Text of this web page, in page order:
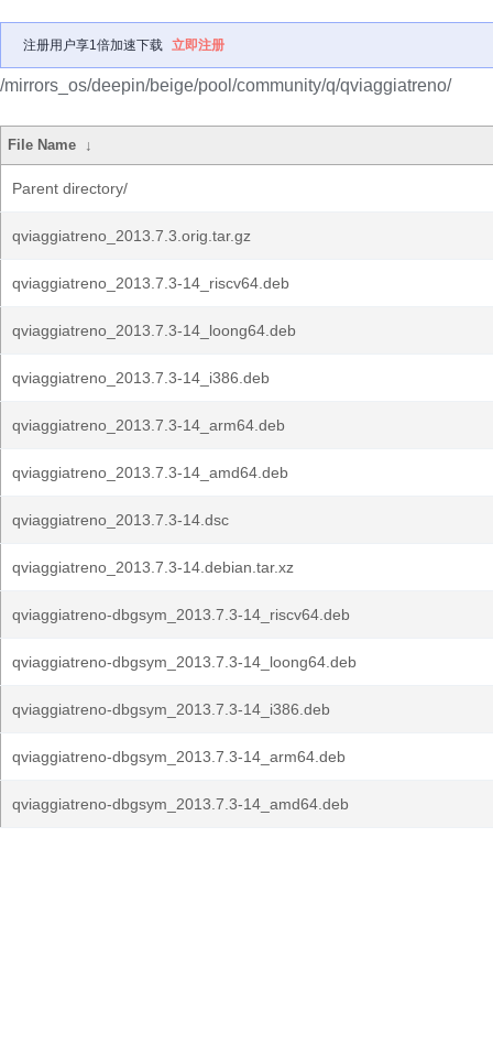
注册用户享1倍加速下载 立即注册
/mirrors_os/deepin/beige/pool/community/q/qviaggiatreno/
File Name ↓
Parent directory/
qviaggiatreno_2013.7.3.orig.tar.gz
qviaggiatreno_2013.7.3-14_riscv64.deb
qviaggiatreno_2013.7.3-14_loong64.deb
qviaggiatreno_2013.7.3-14_i386.deb
qviaggiatreno_2013.7.3-14_arm64.deb
qviaggiatreno_2013.7.3-14_amd64.deb
qviaggiatreno_2013.7.3-14.dsc
qviaggiatreno_2013.7.3-14.debian.tar.xz
qviaggiatreno-dbgsym_2013.7.3-14_riscv64.deb
qviaggiatreno-dbgsym_2013.7.3-14_loong64.deb
qviaggiatreno-dbgsym_2013.7.3-14_i386.deb
qviaggiatreno-dbgsym_2013.7.3-14_arm64.deb
qviaggiatreno-dbgsym_2013.7.3-14_amd64.deb